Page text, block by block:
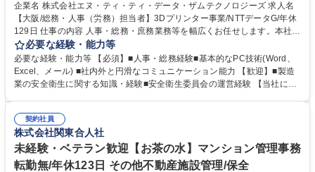
企業名 株式会社エヌ・ティ・ティ・データ・ザムテクノロジーズ 求人名
【大阪/総務・人事（労務）担当者】3Dプリンター事業/NTTデータG/年休
129日 仕事の内容 人事・総務・庶務業務等を幅広くお任せします。本社コ
ーポレート部門と連携しながら、決められた業務だけではなく、社員や現
場を支えるバックオフィス担当として状況に応じて柔軟に対応いただくこ
とを期待します。 【詳細】■入退社手続き、社員情報管理■入社時オリエ
ンテーションの実施■勤怠・各種申請内容の確認■採用業務のサポート■来
生に関する業務等■健康診断、産業医面談、休職・復職手続き等の労務サ
ポート■社内ルールの運用・各種社内案内■その他、拠点運営に関わる管理
部門業務 募集職種 【大阪/総務・人事（労務）担当者】3Dプリンター事
業/NTTデータG/年休129日
必要な経験・能力等
必要な経験・能力等 【必須】■人事・総務経験■基本的なPC技術(Word、
Excel、メール) ■社内外と円滑なコミュニケーション能力 【歓迎】■製造
業の安全衛生に関する知識・経験■安全衛生委員会の運営経験 【当社につ
アが磨けます。 ◎NTTデータグループであり福利厚生は充実しているとと
もに、働き方改革も推進しています。 学歴・資格 学歴：大学院 大学 高専
短大 専修学校 語学力： 資格：
契約社員
株式会社関東合人社
未経験・ベテラン歓迎【お茶の水】マンション管理事務
転勤無/年休123日 その他不動産施設管理/保全